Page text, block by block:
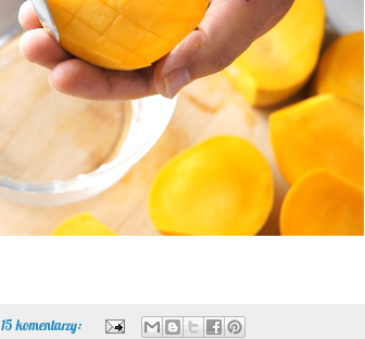
15 komentarzy: